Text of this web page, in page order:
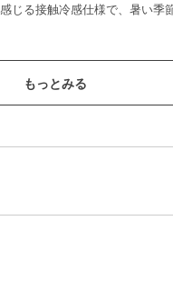
じる接触冷感仕様で、暑い季
：157cm 着用サイズ：
：157cm 着用サイズ：